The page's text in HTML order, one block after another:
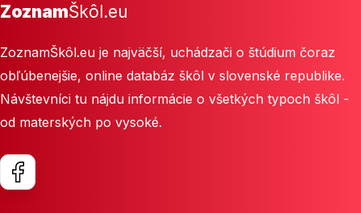
ZoznamŠkôl.eu
ZoznamŠkôl.eu je najväčší, uchádzači o štúdium čoraz
obľúbenejšie, online databáz škôl v slovenské republike.
Návštevníci tu nájdu informácie o všetkých typoch škôl -
od materských po vysoké.